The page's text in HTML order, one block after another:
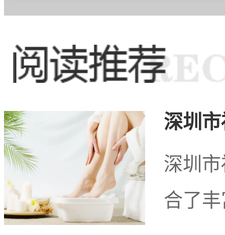
拿按摩业在这里已经成
在这个充满活力的
展空间。随着城市经济
深圳
深圳
合了